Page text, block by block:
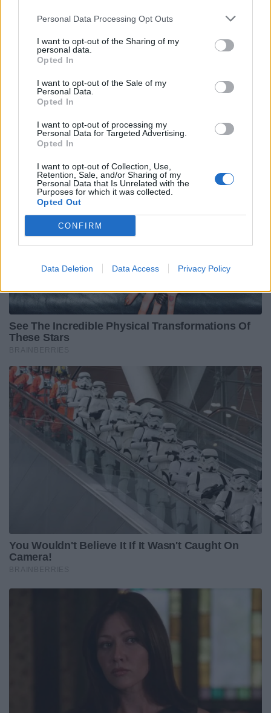
Personal Data Processing Opt Outs
I want to opt-out of the Sharing of my
personal data.
Opted In
I want to opt-out of the Sale of my
Personal Data.
Opted In
I want to opt-out of processing my
Personal Data for Targeted Advertising.
Opted In
I want to opt-out of Collection, Use,
Retention, Sale, and/or Sharing of my
Personal Data that Is Unrelated with the
Purposes for which it was collected.
Opted Out
CONFIRM
Data Deletion Data Access Privacy Policy